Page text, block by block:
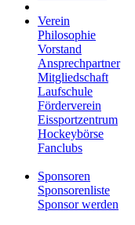
Verein
Philosophie
Vorstand
Ansprechpartner
Mitgliedschaft
Laufschule
Förderverein
Eissportzentrum
Hockeybörse
Fanclubs
Sponsoren
Sponsorenliste
Sponsor werden